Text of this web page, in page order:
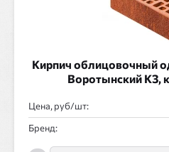
Кирпич облицовочный
Воротынский КЗ,
Цена, руб/ :
Бренд: